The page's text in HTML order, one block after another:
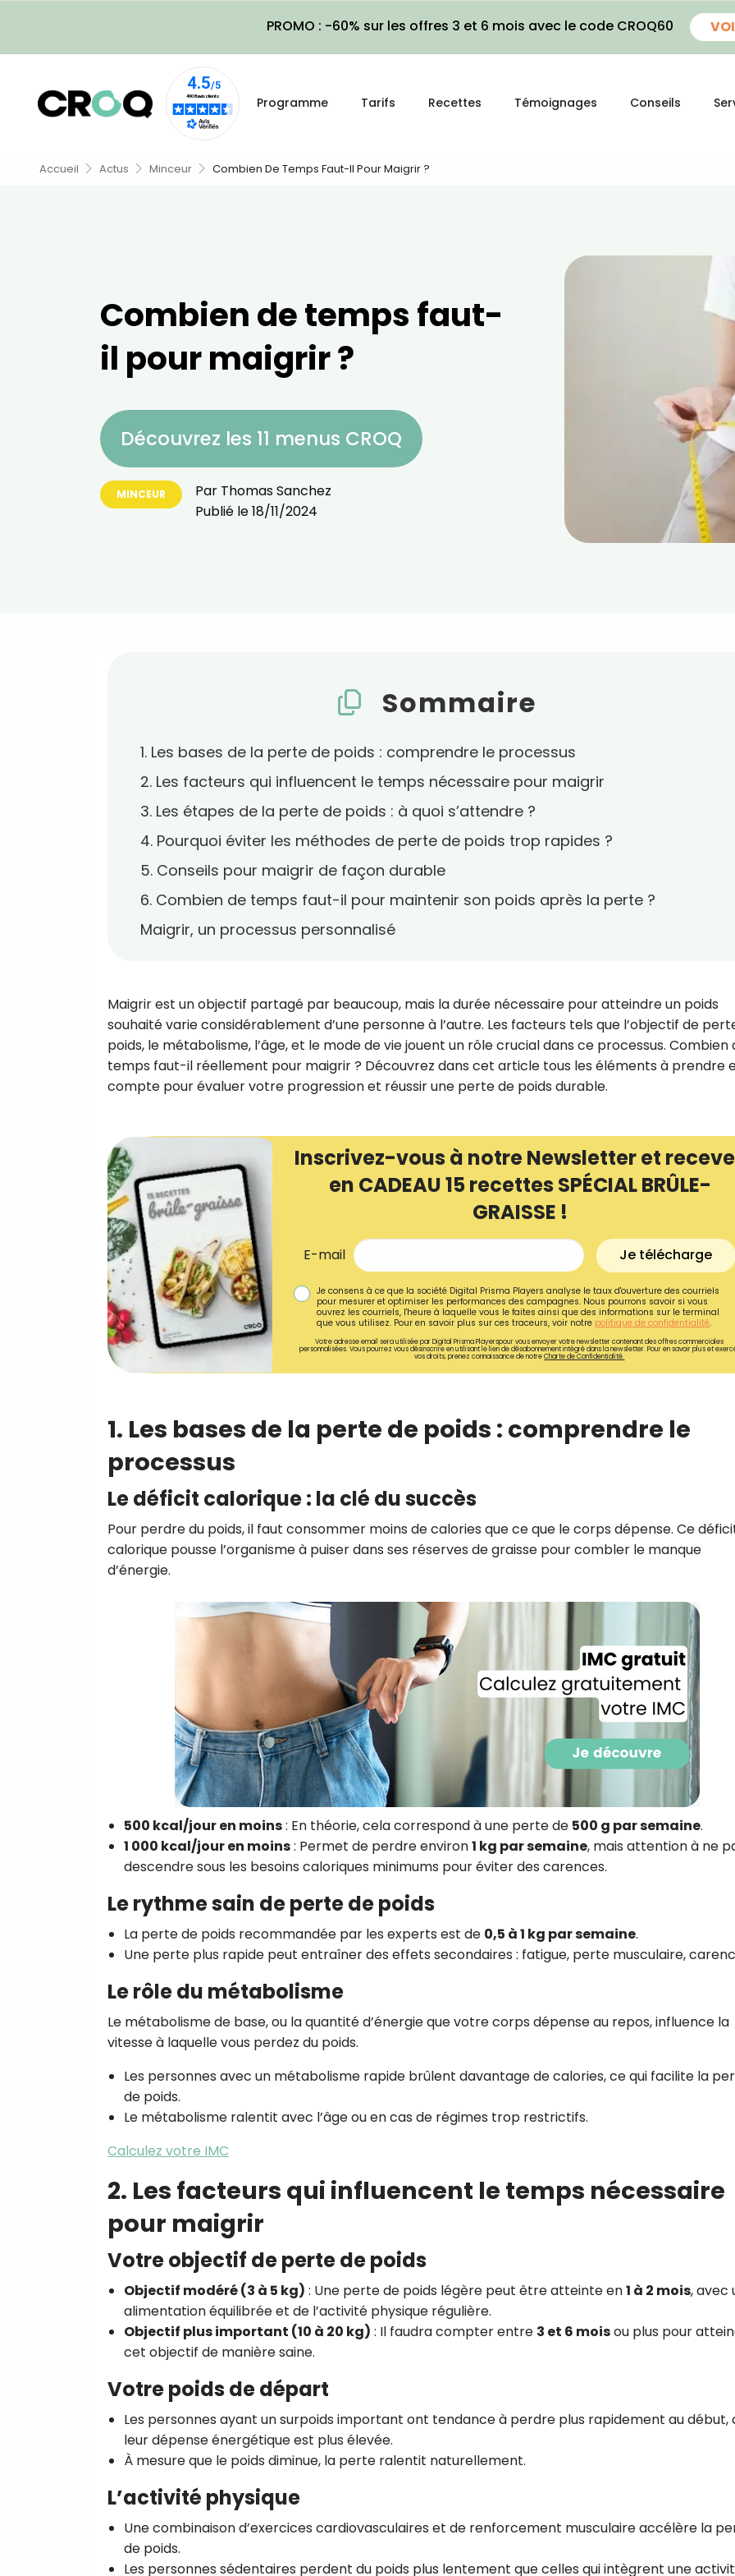
PROMO : -60% sur les offres 3 et 6 mois avec le code CROQ60
Programme Tarifs Recettes Témoignages Conseils
Accueil Actus Minceur Combien De Temps Faut-Il Pour Maigrir ?
Combien de temps faut-
il pour maigrir ?
Découvrez les 11 menus CROQ
MINCEUR Par Thomas Sanchez
Publié le18/11/2024
Sommaire
1. Les bases de la perte de poids : comprendre le processus
2. Les facteurs qui influencent le temps nécessaire pour maigrir
3. Les étapes de la perte de poids : à quoi s’attendre ?
4. Pourquoi éviter les méthodes de perte de poids trop rapides ?
5. Conseils pour maigrir de façon durable
6. Combien de temps faut-il pour maintenir son poids après la perte ?
Maigrir, un processus personnalisé
Maigrir est un objectif partagé par beaucoup, mais la durée nécessaire pour atteindre un poids
souhaité varie considérablement d’une personne à l’autre. Les facteurs tels que l’objectif de
poids, le métabolisme, l’âge, et le mode de vie jouent un rôle crucial dans ce processus. Combien
temps faut-il réellement pour maigrir ? Découvrez dans cet article tous les éléments à prendre
compte pour évaluer votre progression et réussir une perte de poids durable.
Inscrivez-vous à notre Newsletter et
en CADEAU 15 recettes SPÉCIAL BRÛLE-
GRAISSE !
E-mail Je télécharge
Je consens à ce que la société Digital Prisma Players analyse le taux d'ouverture des courriels
pour mesurer et optimiser les performances des campagnes. Nous pourrons savoir si vous
ouvrez les courriels, l'heure à laquelle vous le faites ainsi que des informations sur le terminal
que vous utilisez. Pour en savoir plus sur ces traceurs, voir notre politique de confidentialité.
Votre adresse email sera utilisée par Digital Prisma Playerspour vous envoyer votre newsletter contenant des offres commerciales
personnalisées. Vous pourrez vous désinscrire en utilisant le lien de désabonnement intégré dans la newsletter. Pour en savoir plus et
vos droits, prenez connaissance de notreCharte de Confidentialité.
1. Les bases de la perte de poids : comprendre le
processus
Le déficit calorique : la clé du succès
Pour perdre du poids, il faut consommer moins de calories que ce que le corps dépense. Ce
calorique pousse l’organisme à puiser dans ses réserves de graisse pour combler le manque
d’énergie.
500 kcal/jour en moins: En théorie, cela correspond à une perte de 500 g par semaine.
1 000 kcal/jour en moins: Permet de perdre environ1 kg par semaine, mais attention à ne
descendre sous les besoins caloriques minimums pour éviter des carences.
Le rythme sain de perte de poids
La perte de poids recommandée par les experts est de 0,5 à 1 kg par semaine.
Une perte plus rapide peut entraîner des effets secondaires : fatigue, perte musculaire,
Le rôle du métabolisme
Le métabolisme de base, ou la quantité d’énergie que votre corps dépense au repos, influence la
vitesse à laquelle vous perdez du poids.
Les personnes avec un métabolisme rapide brûlent davantage de calories, ce qui facilite la
de poids.
Le métabolisme ralentit avec l’âge ou en cas de régimes trop restrictifs.
Calculez votre IMC
2. Les facteurs qui influencent le temps nécessaire
pour maigrir
Votre objectif de perte de poids
Objectif modéré (3 à 5 kg) : Une perte de poids légère peut être atteinte en1 à 2 mois, avec
alimentation équilibrée et de l’activité physique régulière.
Objectif plus important (10 à 20 kg) : Il faudra compter entre 3 et 6 moisou plus pour
cet objectif de manière saine.
Votre poids de départ
Les personnes ayant un surpoids important ont tendance à perdre plus rapidement au début,
leur dépense énergétique est plus élevée.
À mesure que le poids diminue, la perte ralentit naturellement.
L’activité physique
Une combinaison d’exercices cardiovasculaires et de renforcement musculaire accélère la
de poids.
Les personnes sédentaires perdent du poids plus lentement que celles qui intègrent une
Recevez gratuitement
!
Je consens à ce que la société
performances des campagnes.
pourrons savoir si vous ouvrez les
l'heure à laquelle vous le faites ainsi
des informations sur le terminal que
utilisez. Pour en savoir plus sur ces
voir notrepolitique de confidentialité
Je reçois mon cadeau !
Votre adresse email sera utilisée par Digital Prisma
envoyer votre newsletter contenant des offres
personnalisées. Vous pourrez vous désinscrire en
désabonnement intégré dans la newsletter. Pour en
exercer vos droits, prenez connaissance de notre